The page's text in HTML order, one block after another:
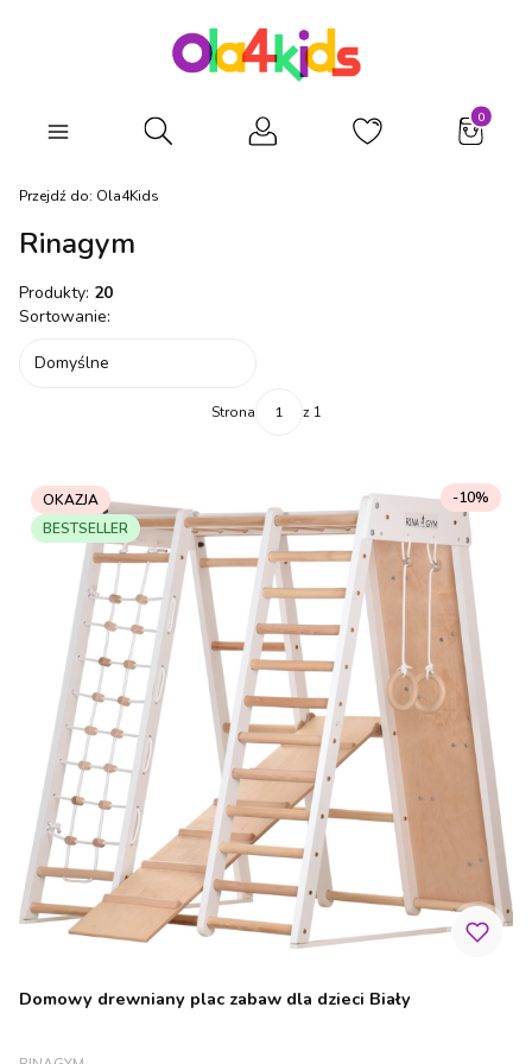
Otwórz wyszukiwarkę
Przejdź do: Ola4Kids
Rinagym
Produkty: 20
Lista produktów
Sortowanie:
Domyślne
Strona z 1
OKAZJA
BESTSELLER
Domowy drewniany plac zabaw dla dzieci Biały
PRODUCENT
-10%